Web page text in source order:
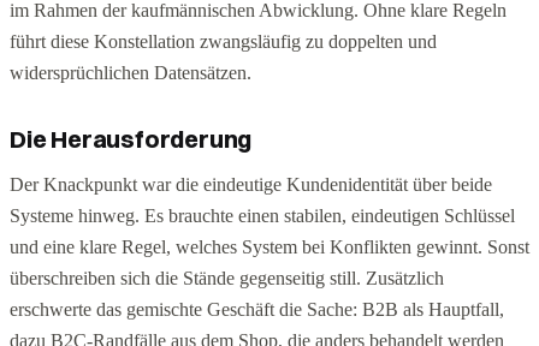
im Rahmen der kaufmännischen Abwicklung. Ohne klare Regeln
führt diese Konstellation zwangsläufig zu doppelten und
widersprüchlichen Datensätzen.
Die Herausforderung
Der Knackpunkt war die eindeutige Kundenidentität über beide
Systeme hinweg. Es brauchte einen stabilen, eindeutigen Schlüssel
und eine klare Regel, welches System bei Konflikten gewinnt. Sonst
überschreiben sich die Stände gegenseitig still. Zusätzlich
erschwerte das gemischte Geschäft die Sache: B2B als Hauptfall,
dazu B2C-Randfälle aus dem Shop, die anders behandelt werden